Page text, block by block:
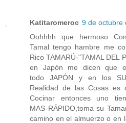
Katitaromeroc 9 de octubre
Oohhhh que hermoso
Tamal tengo hambre me
Rico TAMARÚ-"TAMAL DEL
en Japón me dicen que
todo JAPÓN y en los
Realidad de las Cosas es
Cocinar entonces uno
MAS RÁPIDO,toma su
camino en el almuerzo o en